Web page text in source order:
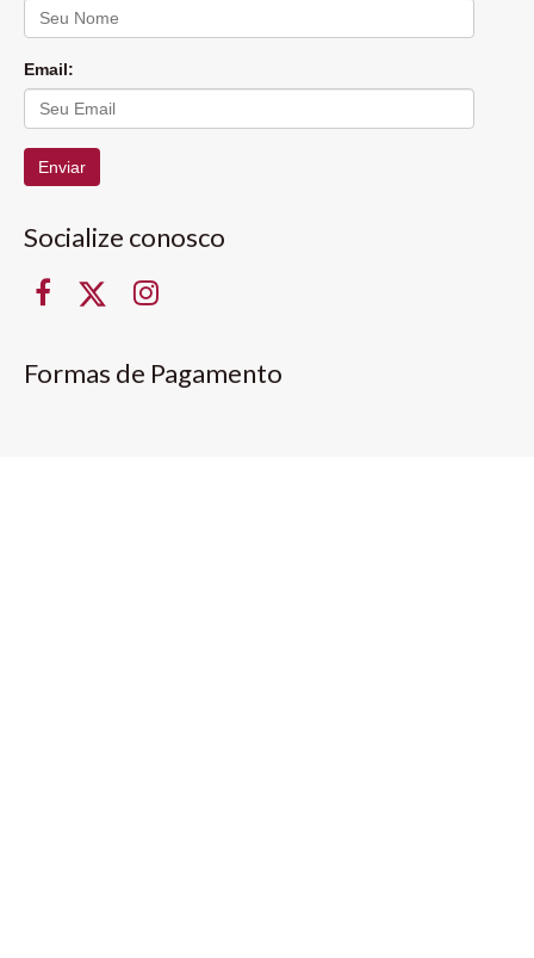
Email:
Enviar
Socialize conosco
Formas de Pagamento